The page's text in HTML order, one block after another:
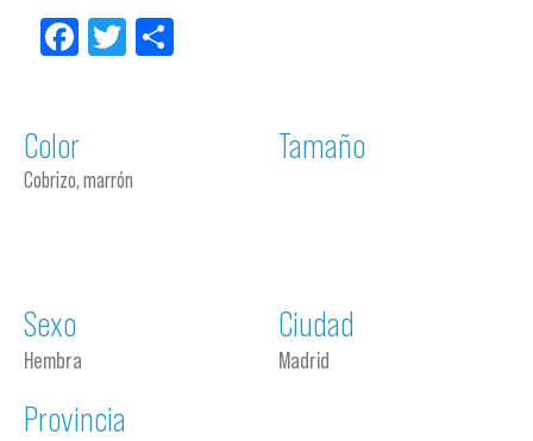
Facebook
Twitter
Color
Cobrizo, marrón
Tamaño
Sexo
Hembra
Ciudad
Madrid
Provincia